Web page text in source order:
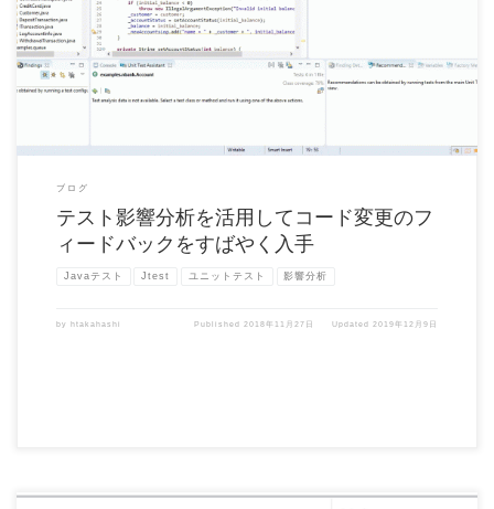
早くテストすればするほど、早くリリースすることができます。コード変更の影響に
ついて検証するために、ナ […]
ブログ
テスト影響分析を活用してコード変更のフ
ィードバックをすばやく入手
Javaテスト Jtest ユニットテスト 影響分析
by htakahashi Published2018年11月27日 Updated2019年12月9日